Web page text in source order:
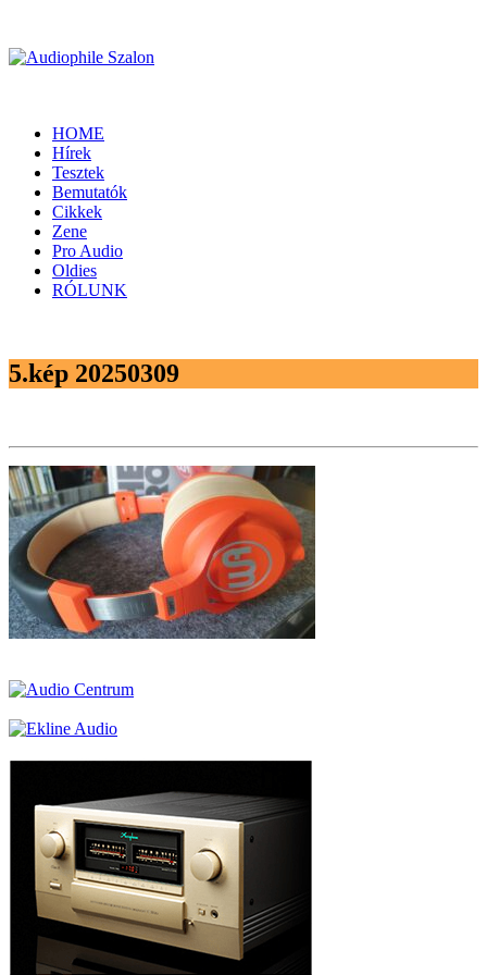
HOME
Hírek
Tesztek
Bemutatók
Cikkek
Zene
Pro Audio
Oldies
RÓLUNK
5.kép 20250309